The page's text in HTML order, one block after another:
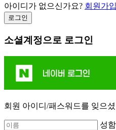
아이디가 없으신가요? 회원가입
로그인
소셜계정으로 로그인
회원 아이디/패스워드를 잊으
성함